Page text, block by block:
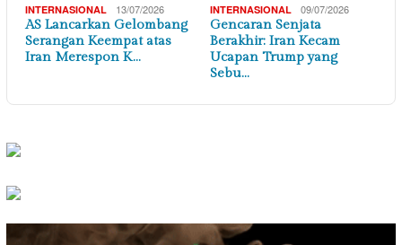
INTERNASIONAL 13/07/2026
AS Lancarkan Gelombang
Serangan Keempat atas
Iran Merespon K…
INTERNASIONAL 09/07/2026
Gencaran Senjata
Berakhir: Iran Kecam
Ucapan Trump yang
Sebu…